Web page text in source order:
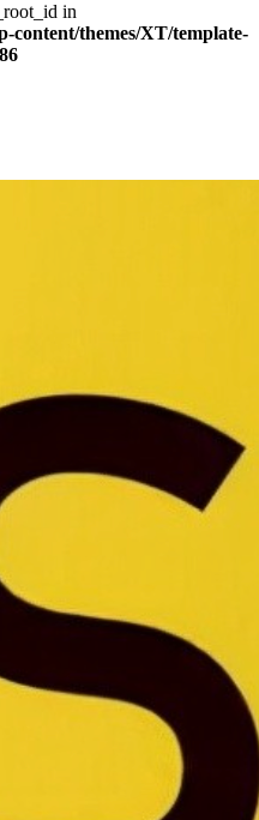
in
content/themes/XT/template-
86